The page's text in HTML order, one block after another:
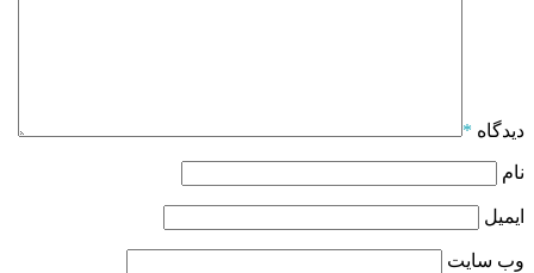
دیدگاه *
نام
ایمیل
وب‌ سایت